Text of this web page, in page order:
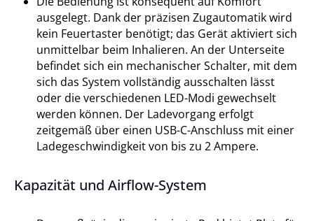
ausgelegt. Dank der präzisen Zugautomatik wird
kein Feuertaster benötigt; das Gerät aktiviert sich
unmittelbar beim Inhalieren. An der Unterseite
befindet sich ein mechanischer Schalter, mit dem
sich das System vollständig ausschalten lässt
oder die verschiedenen LED-Modi gewechselt
werden können. Der Ladevorgang erfolgt
zeitgemäß über einen USB-C-Anschluss mit einer
Ladegeschwindigkeit von bis zu 2 Ampere.
Kapazität und Airflow-System